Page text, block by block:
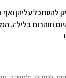
וזוהרות בלילה.